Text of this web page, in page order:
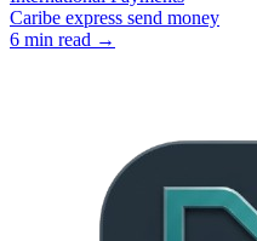
Caribe express send money
6 min read →